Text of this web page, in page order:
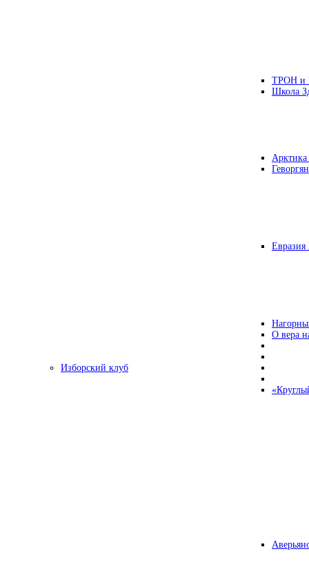
ТРОН и
Школа
Евразия
О вера
Изборский клуб